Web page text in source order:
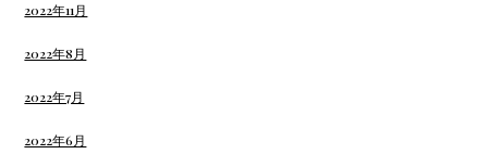
2022年11月
2022年8月
2022年7月
2022年6月